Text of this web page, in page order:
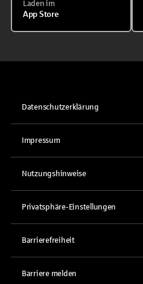
Laden im
App Store
Datenschutzerklärung
Impressum
Nutzungshinweise
Privatsphäre-Einstellungen
Barrierefreiheit
Barriere melden